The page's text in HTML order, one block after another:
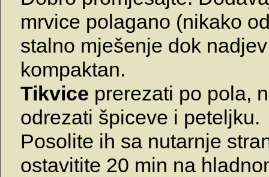
mrvice polagano (nikako
stalno mješenje dok
kompaktan.
Tikvice prerezati po pola,
odrezati špiceve i peteljku.
Posolite ih sa nutarnje
ostavitite 20 min na